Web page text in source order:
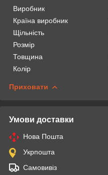
Виробник
Країна виробник
Щільність
Розмір
Товщина
Колір
Приховати
Умови доставки
Нова Пошта
Укрпошта
Самовивіз